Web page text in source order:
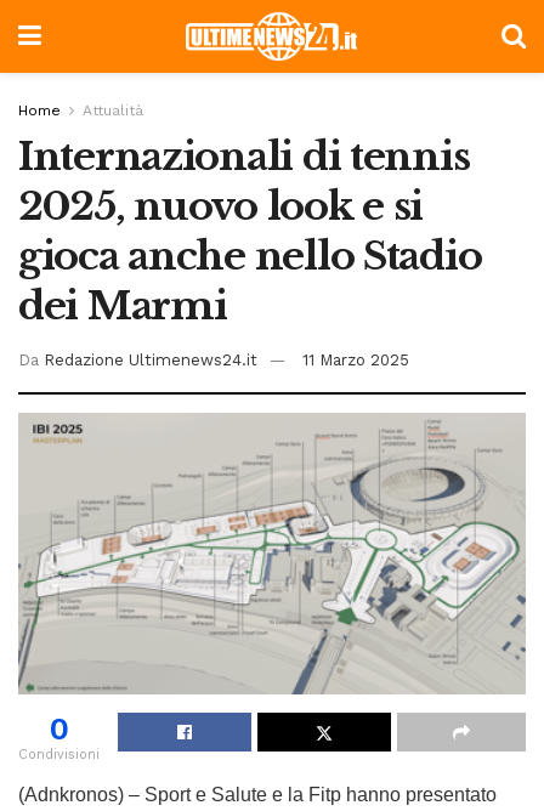
Home Attualità
Internazionali di tennis
2025, nuovo look e si
gioca anche nello Stadio
dei Marmi
Da Redazione Ultimenews24.it 11 Marzo 2025
0
Condivisioni
(Adnkronos) – Sport e Salute e la Fitp hanno presentato